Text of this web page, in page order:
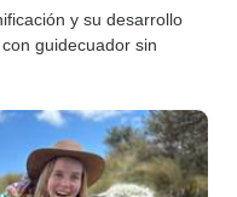
y su desarrollo
guidecuador sin